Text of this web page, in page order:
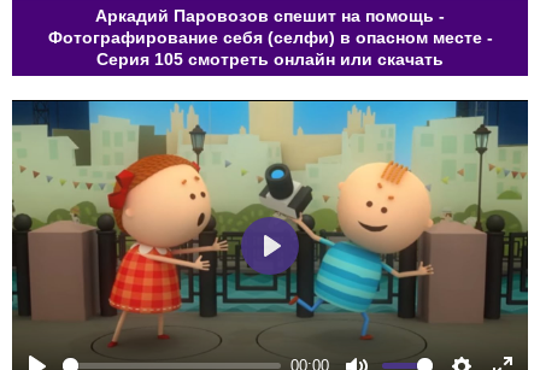
Аркадий Паровозов спешит на помощь -
Фотографирование себя (селфи) в опасном месте -
Серия 105 смотреть онлайн или скачать
00:00
Play